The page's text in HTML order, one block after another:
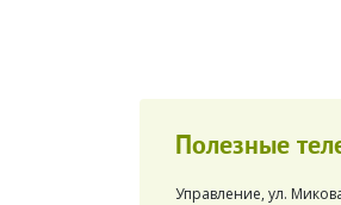
Полезные
Управление, ул.